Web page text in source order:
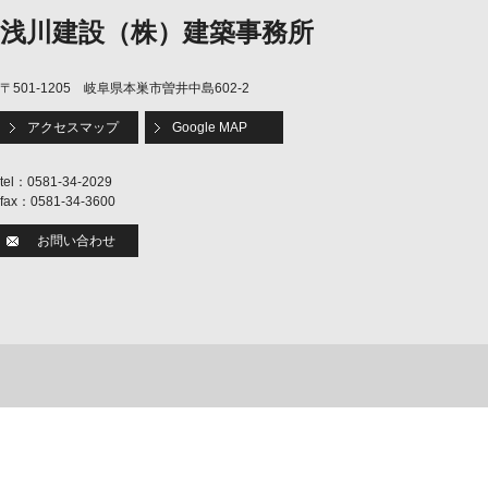
浅川建設（株）建築事務所
〒501-1205 岐阜県本巣市曽井中島602-2
アクセスマップ Google MAP
tel：0581-34-2029
fax：0581-34-3600
お問い合わせ